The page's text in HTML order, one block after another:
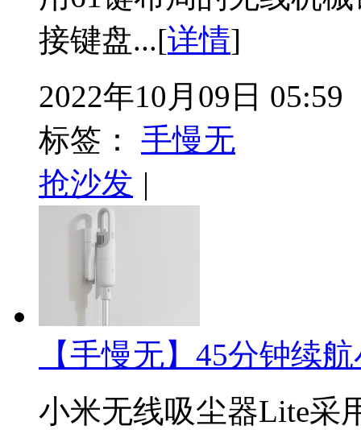
接键盘...[详情]
2022年10月09日 05:59
标签：
手慢无
抢沙发 |
【手慢无】45分钟续
小米无线吸尘器Lite采